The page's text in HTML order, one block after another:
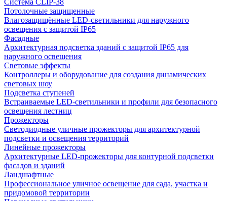
Потолочные защищенные
Влагозащищённые LED-светильники для наружного
освещения с защитой IP65
Фасадные
Архитектурная подсветка зданий с защитой IP65 для
наружного освещения
Световые эффекты
Контроллеры и оборудование для создания динамических
световых шоу
Подсветка ступеней
Встраиваемые LED-светильники и профили для безопасного
освещения лестниц
Прожекторы
Светодиодные уличные прожекторы для архитектурной
подсветки и освещения территорий
Линейные прожекторы
Архитектурные LED-прожекторы для контурной подсветки
фасадов и зданий
Ландшафтные
Профессиональное уличное освещение для сада, участка и
придомовой территории